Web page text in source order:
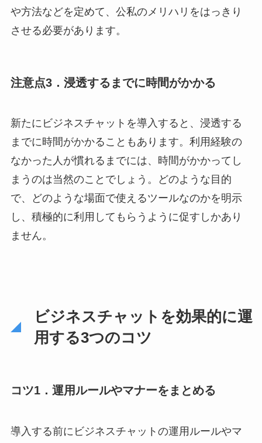
や方法などを定めて、公私のメリハリをはっきり
させる必要があります。
注意点3．浸透するまでに時間がかかる
新たにビジネスチャットを導入すると、浸透する
までに時間がかかることもあります。利用経験の
なかった人が慣れるまでには、時間がかかってし
まうのは当然のことでしょう。どのような目的
で、どのような場面で使えるツールなのかを明示
し、積極的に利用してもらうように促すしかあり
ません。
ビジネスチャットを効果的に運
用する3つのコツ
コツ1．運用ルールやマナーをまとめる
導入する前にビジネスチャットの運用ルールやマ